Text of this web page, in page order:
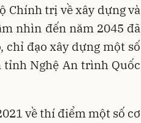
Chính trị về xây dựng và
nhìn đến năm 2045 đã
chỉ đạo xây dựng một số
Nghệ An trình Quốc
về thí điểm một số cơ